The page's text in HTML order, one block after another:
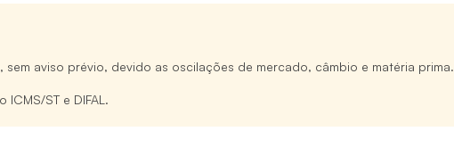
aviso prévio, devido as oscilações de mercado, câmbio e matéria prima.
ST e DIFAL.